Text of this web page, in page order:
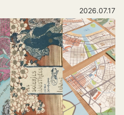
2026.07.17